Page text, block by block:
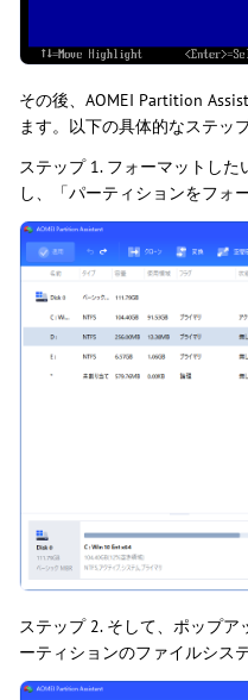
その後、AOMEI Partition
ます。以下の具体的なステッ
ステップ 1. フォーマットした
し、「パーティションをフォ
ステップ 2. そして、ポップア
ーティションのファイルシス